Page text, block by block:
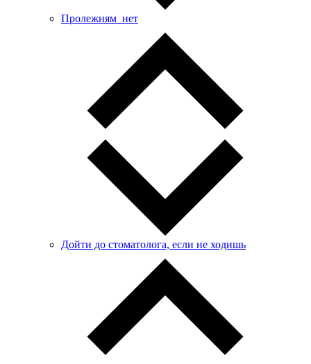
Пролежням_нет
Дойти до стоматолога, если не ходишь